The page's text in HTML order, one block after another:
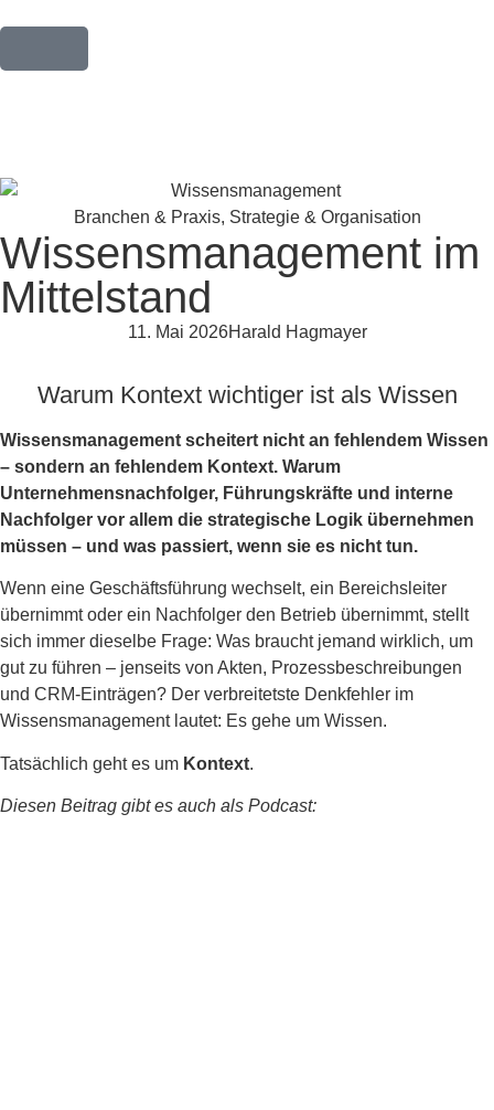
Branchen & Praxis, Strategie & Organisation
Wissensmanagement im
Mittelstand
11. Mai 2026Harald Hagmayer
Warum Kontext wichtiger ist als Wissen
Wissensmanagement scheitert nicht an fehlendem Wissen
– sondern an fehlendem Kontext. Warum
Unternehmensnachfolger, Führungskräfte und interne
Nachfolger vor allem die strategische Logik übernehmen
müssen – und was passiert, wenn sie es nicht tun.
Wenn eine Geschäftsführung wechselt, ein Bereichsleiter
übernimmt oder ein Nachfolger den Betrieb übernimmt, stellt
sich immer dieselbe Frage: Was braucht jemand wirklich, um
gut zu führen – jenseits von Akten, Prozessbeschreibungen
und CRM-Einträgen? Der verbreitetste Denkfehler im
Wissensmanagement lautet: Es gehe um Wissen.
Tatsächlich geht es um Kontext.
Diesen Beitrag gibt es auch als Podcast: